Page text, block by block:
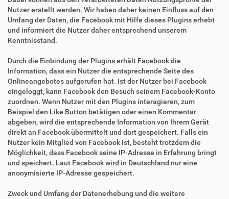
Nutzer erstellt werden. Wir haben daher keinen Einfluss auf den
Umfang der Daten, die Facebook mit Hilfe dieses Plugins erhebt
und informiert die Nutzer daher entsprechend unserem
Kenntnisstand.
Durch die Einbindung der Plugins erhält Facebook die
Information, dass ein Nutzer die entsprechende Seite des
Onlineangebotes aufgerufen hat. Ist der Nutzer bei Facebook
eingeloggt, kann Facebook den Besuch seinem Facebook-Konto
zuordnen. Wenn Nutzer mit den Plugins interagieren, zum
Beispiel den Like Button betätigen oder einen Kommentar
abgeben, wird die entsprechende Information von Ihrem Gerät
direkt an Facebook übermittelt und dort gespeichert. Falls ein
Nutzer kein Mitglied von Facebook ist, besteht trotzdem die
Möglichkeit, dass Facebook seine IP-Adresse in Erfahrung bringt
und speichert. Laut Facebook wird in Deutschland nur eine
anonymisierte IP-Adresse gespeichert.
Zweck und Umfang der Datenerhebung und die weitere